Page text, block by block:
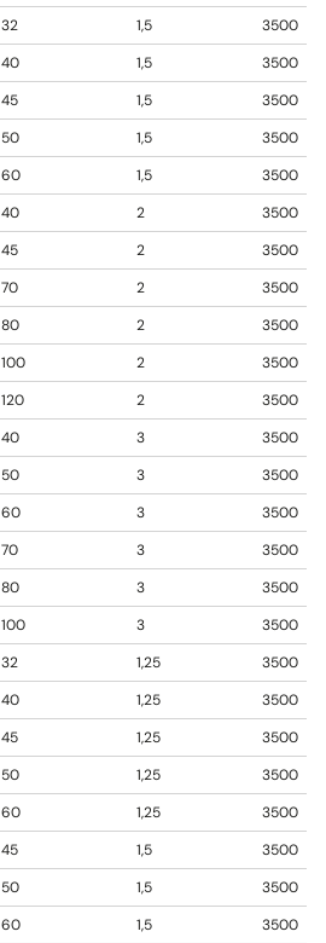
32 1,5
3500
40 1,5
3500
45 1,5
3500
50 1,5
3500
60 1,5
3500
40 2
3500
45 2
3500
70 2
3500
80 2
3500
100 2
3500
120 2
3500
40 3
3500
50 3
3500
60 3
3500
70 3
3500
80 3
3500
100 3
3500
32 1,25
3500
40 1,25
3500
45 1,25
3500
50 1,25
3500
60 1,25
3500
45 1,5
3500
50 1,5
3500
60 1,5
3500